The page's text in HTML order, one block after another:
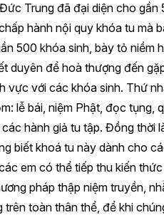
Trung đã đại diện cho
hành nội quy khóa tu mà
500 khóa sinh, bày tỏ niềm
duyên để hoà thượng đến
vực với các khóa sinh. Thứ
lễ bái, niệm Phật, đọc tụng,
hành giả tu tập. Đồng thời
biết khoá tu này dành cho
em có thể tiếp thu kiến
pháp thập niệm truyền,
toàn thân thể, để khi